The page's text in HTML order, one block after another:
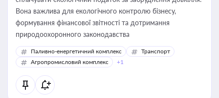
Вона важлива для екологічного контролю бізнесу,
формування фінансової звітності та дотримання
природоохоронного законодавства
Паливно-енергетичний комплекс
Транспорт
Агропромисловий комплекс
+1